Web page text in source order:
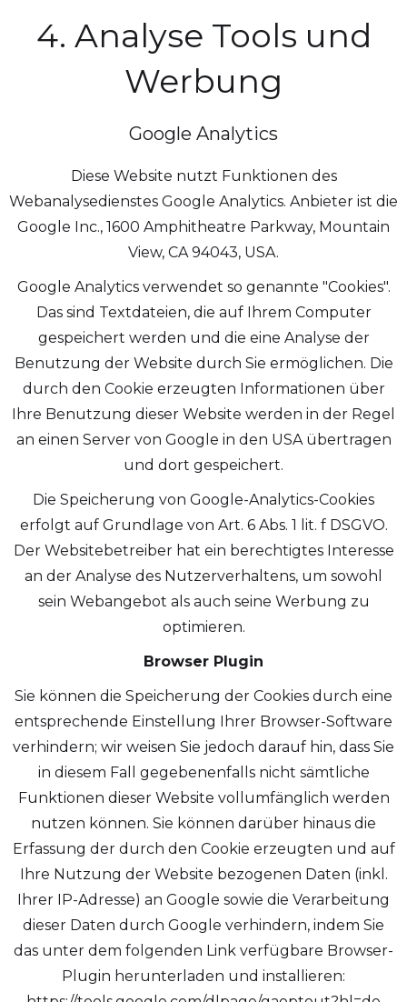
4. Analyse Tools und
Werbung
Google Analytics
Diese Website nutzt Funktionen des
Webanalysedienstes Google Analytics. Anbieter ist die
Google Inc., 1600 Amphitheatre Parkway, Mountain
View, CA 94043, USA.
Google Analytics verwendet so genannte "Cookies".
Das sind Textdateien, die auf Ihrem Computer
gespeichert werden und die eine Analyse der
Benutzung der Website durch Sie ermöglichen. Die
durch den Cookie erzeugten Informationen über
Ihre Benutzung dieser Website werden in der Regel
an einen Server von Google in den USA übertragen
und dort gespeichert.
Die Speicherung von Google-Analytics-Cookies
erfolgt auf Grundlage von Art. 6 Abs. 1 lit. f DSGVO.
Der Websitebetreiber hat ein berechtigtes Interesse
an der Analyse des Nutzerverhaltens, um sowohl
sein Webangebot als auch seine Werbung zu
optimieren.
Browser Plugin
Sie können die Speicherung der Cookies durch eine
entsprechende Einstellung Ihrer Browser-Software
verhindern; wir weisen Sie jedoch darauf hin, dass Sie
in diesem Fall gegebenenfalls nicht sämtliche
Funktionen dieser Website vollumfänglich werden
nutzen können. Sie können darüber hinaus die
Erfassung der durch den Cookie erzeugten und auf
Ihre Nutzung der Website bezogenen Daten (inkl.
Ihrer IP-Adresse) an Google sowie die Verarbeitung
dieser Daten durch Google verhindern, indem Sie
das unter dem folgenden Link verfügbare Browser-
Plugin herunterladen und installieren: